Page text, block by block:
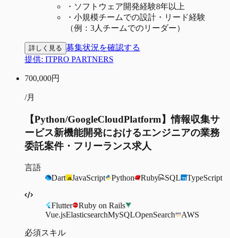
・ ソフトウェア開発経験8年以上
・ 小規模チームでの設計・リード経験
（例：3人チームでのリーダー）
詳しく見る 募集状況を確認する
提供: ITPRO PARTNERS
700,000円
/月
【Python/GoogleCloudPlatform】情報収集サ
ービス新機能開発におけるエンジニアの業務
委託案件・フリーランス求人
言語
Dart
JavaScript Python Ruby SQL TypeScript
Flutter
Ruby on Rails
Vue.jsElasticsearchMySQLOpenSearch AWS
必須スキル